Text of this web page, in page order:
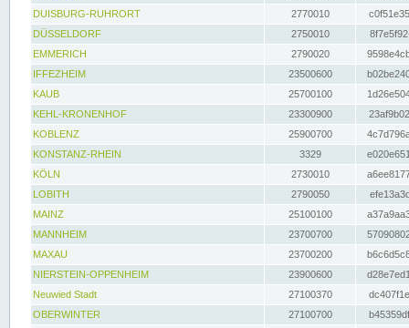
DUISBURG-RUHRORT
2770010
DÜSSELDORF
2750010
EMMERICH
2790020
IFFEZHEIM
23500600
KAUB
25700100
KEHL-KRONENHOF
23300900
KOBLENZ
25900700
KONSTANZ-RHEIN
3329
KÖLN
2730010
LOBITH
2790050
MAINZ
25100100
MANNHEIM
23700700
MAXAU
23700200
NIERSTEIN-OPPENHEIM
23900600
Neuwied Stadt
27100370
OBERWINTER
27100700